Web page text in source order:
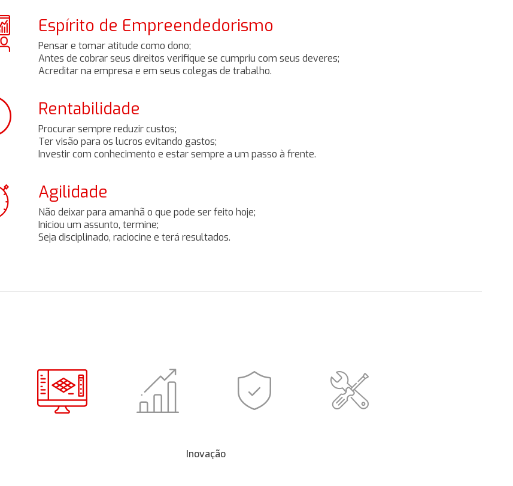
Espírito de Empreendedorismo
Pensar e tomar atitude como dono;
Antes de cobrar seus direitos verifique se cumpriu com seus deveres;
Acreditar na empresa e em seus colegas de trabalho.
Rentabilidade
Procurar sempre reduzir custos;
Ter visão para os lucros evitando gastos;
Investir com conhecimento e estar sempre a um passo à frente.
Agilidade
Não deixar para amanhã o que pode ser feito hoje;
Iniciou um assunto, termine;
Seja disciplinado, raciocine e terá resultados.
Inovação